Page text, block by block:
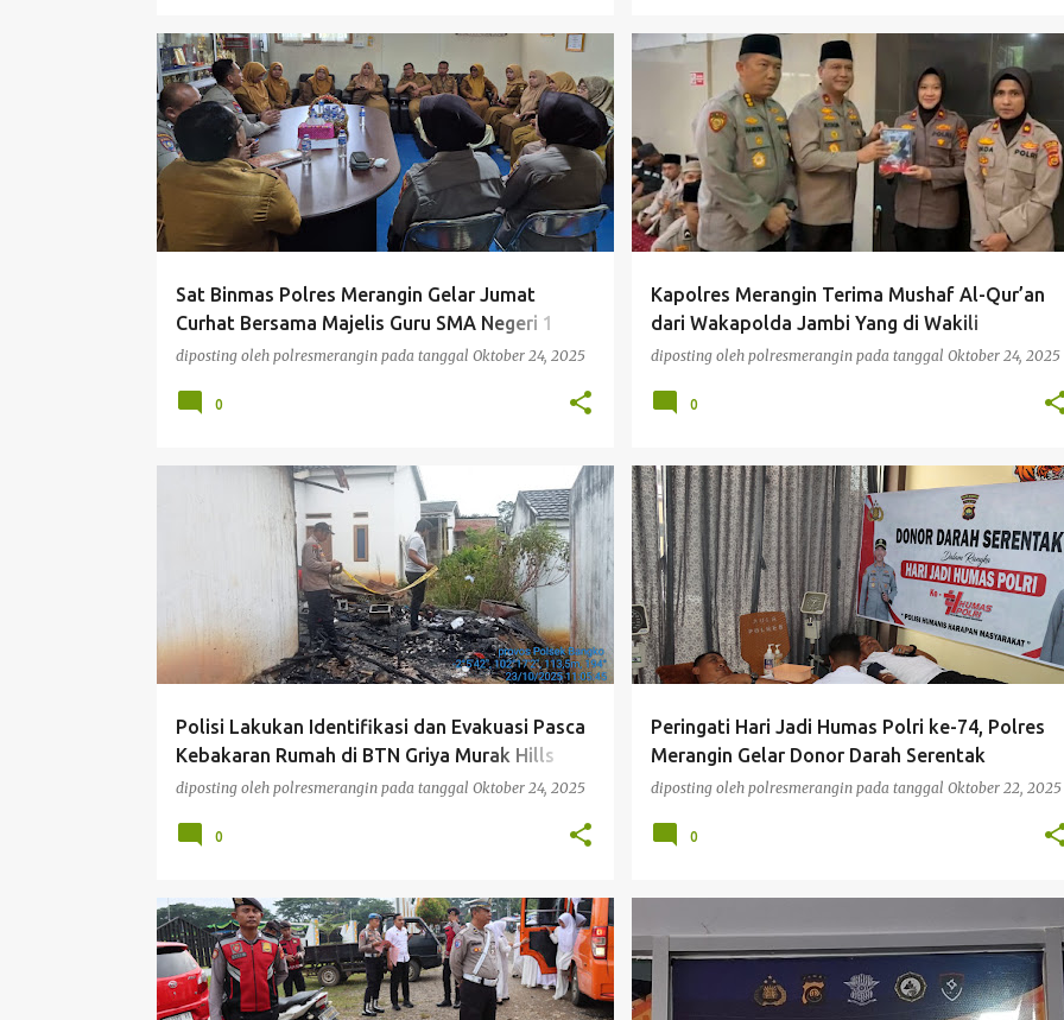
Sat Binmas Polres Merangin Gelar Jumat
Curhat Bersama Majelis Guru SMA Negeri 1
Merangin
diposting oleh polresmerangin pada tanggal Oktober 24, 2025
BERITA
0
Kapolres Merangin Terima Mushaf Al-Qur’an
dari Wakapolda Jambi Yang di Wakili
Wakapolres Merangin
diposting oleh polresmerangin pada tanggal Oktober 24, 2025
BERITA
0
Polisi Lakukan Identifikasi dan Evakuasi Pasca
Kebakaran Rumah di BTN Griya Murak Hills
Bangko
diposting oleh polresmerangin pada tanggal Oktober 24, 2025
0
Peringati Hari Jadi Humas Polri ke-74, Polres
Merangin Gelar Donor Darah Serentak
diposting oleh polresmerangin pada tanggal Oktober 22, 2025
BERITA
0
BERITA PELAYANAN